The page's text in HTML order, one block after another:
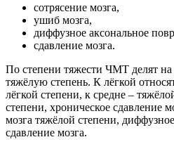
сотрясение мозга,
ушиб мозга,
диффузное аксональное
сдавление мозга.
По степени тяжести ЧМТ делят
тяжёлую степень. К лёгкой
лёгкой степени, к средне –
степени, хроническое сдавление
мозга тяжёлой степени,
сдавление мозга.